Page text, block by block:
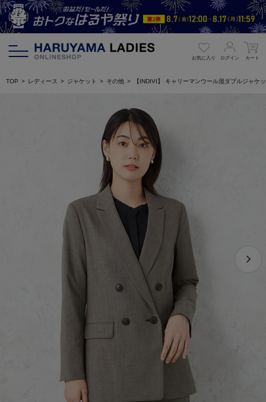
お気に入り ログイン カート
TOP レディース ジャケット その他 【INDIVI】 キャリーマンウール混ダブルジャケ